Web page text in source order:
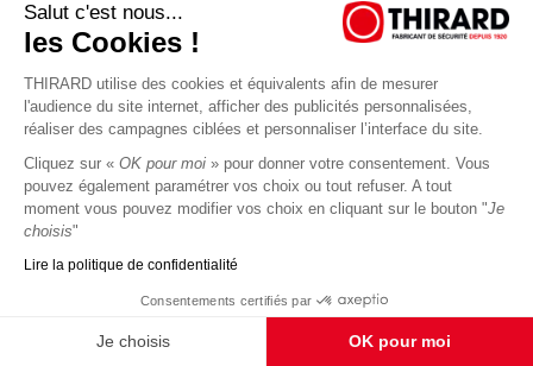
80390 Fressenneville
+33 (0)3 22 60 26 50
Salut c'est nous...
les Cookies !
THIRARD utilise des cookies et équivalents afin de mesurer
l'audience du site internet, afficher des publicités personnalisées,
réaliser des campagnes ciblées et personnaliser l’interface du site.
Cliquez sur « OK pour moi » pour donner votre consentement. Vous
pouvez également paramétrer vos choix ou tout refuser. A tout
moment vous pouvez modifier vos choix en cliquant sur le bouton "Je
choisis"
Lire la politique de confidentialité
Consentements certifiés par
Je choisis OK pour moi